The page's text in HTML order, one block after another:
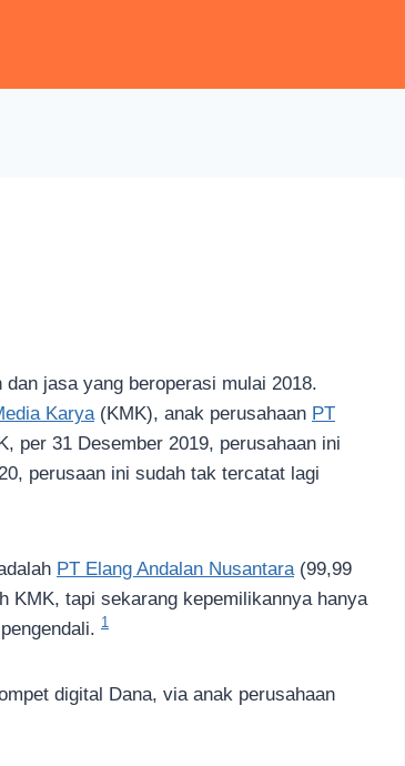
jasa yang beroperasi mulai 2018.
Karya (KMK), anak perusahaan PT
per 31 Desember 2019, perusahaan ini
perusaan ini sudah tak tercatat lagi
PT Elang Andalan Nusantara (99,99
KMK, tapi sekarang kepemilikannya hanya
1
digital Dana, via anak perusahaan